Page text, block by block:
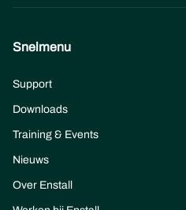
Snelmenu
Support
Downloads
Training & Events
Nieuws
Over Enstall